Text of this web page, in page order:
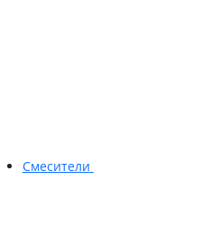
Смесители